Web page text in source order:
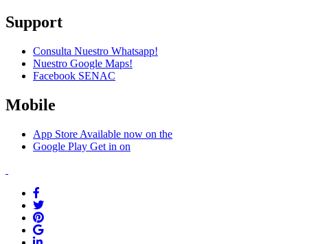
Support
Consulta Nuestro Whatsapp!
Nuestro Google Maps!
Facebook SENAC
Mobile
App Store Available now on the
Google Play Get in on